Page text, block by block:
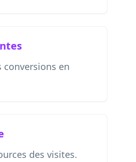
conversions en
des visites.